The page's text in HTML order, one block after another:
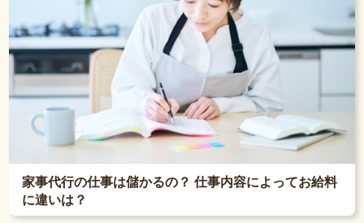
家事代行の仕事は儲かるの？ 仕事内容によってお給料
に違いは？